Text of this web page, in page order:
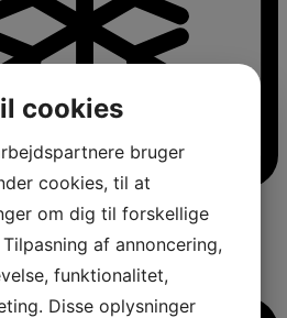
køle-/fryseskabe
køle-/fryseskabe
med fryseboks
cookies
bruger
cookies, til at
om dig til forskellige
af annoncering,
funktionalitet,
Disse oplysninger